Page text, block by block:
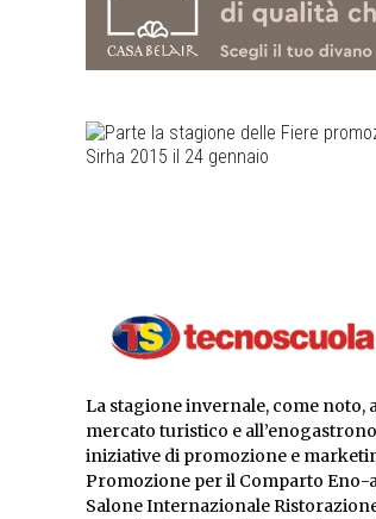
La stagione invernale, come
mercato turistico e
iniziative di promozione e
Promozione per il Comparto Eno-
Salone Internazionale